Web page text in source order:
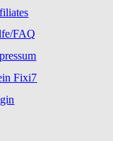
FAQ
Fixi7